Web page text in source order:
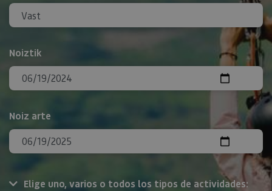
Noiztik
Noiz arte
Elige uno, varios o todos los tipos de actividades: